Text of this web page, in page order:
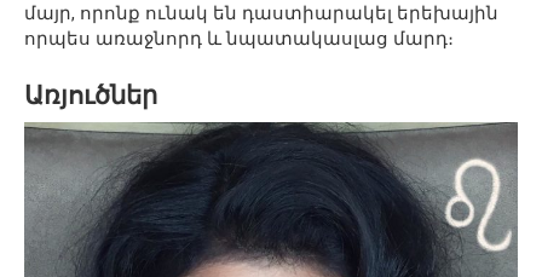
մայր, որոնք ունակ են դաստիարակել երեխային
որպես առաջնորդ և նպատակասլաց մարդ։
Առյուծներ